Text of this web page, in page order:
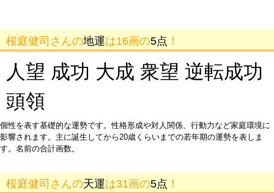
桜庭健司さんの地運は16画の5点 ！
人望 成功 大成 衆望 逆転成功
頭領
個性を表す基礎的な運勢です。性格形成や対人関係、行動力など家庭環境に
影響されます。主に誕生してから20歳くらいまでの若年期の運勢を表しま
す。名前の合計画数。
桜庭健司さんの天運は31画の5点 ！